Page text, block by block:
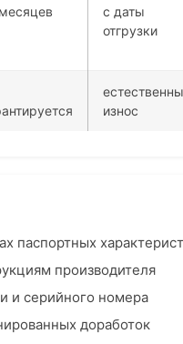
с даты
отгрузки
износ
паспортных
производителя
и серийного номера
доработок